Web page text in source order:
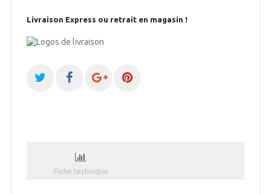
Livraison Express ou retrait en magasin !
Fiche technique